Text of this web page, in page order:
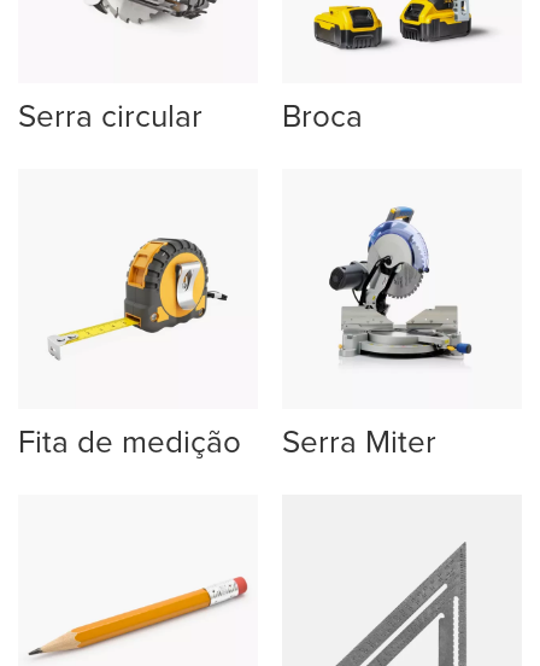
Serra circular Broca
Fita de medição Serra Miter